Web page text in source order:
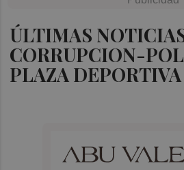
ÚLTIMAS
CORRUPCION-
PLAZA DEPORTIVA